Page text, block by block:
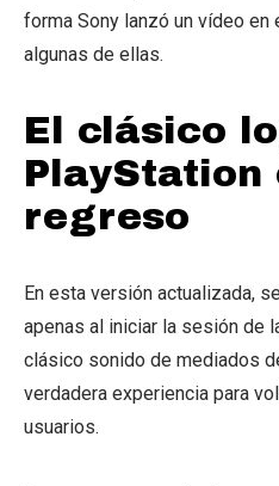
forma Sony lanzó un vídeo en
algunas de ellas.
El clásico
PlayStation
regreso
En esta versión actualizada,
apenas al iniciar la sesión de
clásico sonido de mediados
verdadera experiencia para
usuarios.